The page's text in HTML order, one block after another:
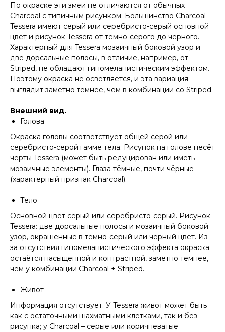
По окраске эти змеи не отличаются от обычных
Charcoal с типичным рисунком. Большинство Charcoal
Tessera имеют серый или серебристо-серый основной
цвет и рисунок Tessera от тёмно-серого до чёрного.
Характерный для Tessera мозаичный боковой узор и
две дорсальные полосы, в отличие, например, от
Striped, не обладают гипомеланистическим эффектом.
Поэтому окраска не осветляется, и эта вариация
выглядит заметно темнее, чем в комбинации со Striped.
Внешний вид.
Голова
Окраска головы соответствует общей серой или
серебристо-серой гамме тела. Рисунок на голове несёт
черты Tessera (может быть редуцирован или иметь
мозаичные элементы). Глаза тёмные, почти чёрные
(характерный признак Charcoal).
Тело
Основной цвет серый или серебристо-серый. Рисунок
Tessera: две дорсальные полосы и мозаичный боковой
узор, окрашенные в тёмно-серый или чёрный цвет. Из-
за отсутствия гипомеланистического эффекта окраска
остаётся насыщенной и контрастной, заметно темнее,
чем у комбинации Charcoal + Striped.
Живот
Информация отсутствует. У Tessera живот может быть
как с остаточными шахматными клетками, так и без
рисунка; у Charcoal – серые или коричневатые